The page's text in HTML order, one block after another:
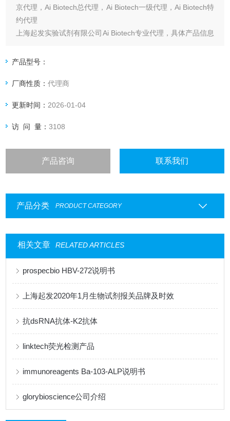
京代理，Ai Biotech总代理，Ai Biotech一级代理，Ai Biotech特
约代理
上海起发实验试剂有限公司Ai Biotech专业代理，具体产品信息
产品型号：
厂商性质：代理商
更新时间： 2026-01-04
访 问 量：3108
产品咨询 联系我们
产品分类 PRODUCT CATEGORY
相关文章 RELATED ARTICLES
prospecbio HBV-272说明书
上海起发2020年1月生物试剂报关品牌及时效
抗dsRNA抗体-K2抗体
linktech荧光检测产品
immunoreagents Ba-103-ALP说明书
glorybioscience公司介绍